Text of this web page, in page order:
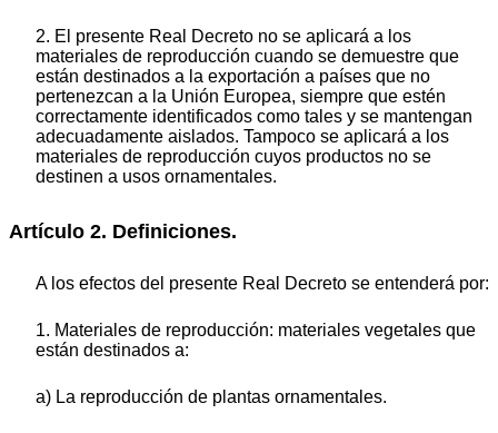
2. El presente Real Decreto no se aplicará a los
materiales de reproducción cuando se demuestre que
están destinados a la exportación a países que no
pertenezcan a la Unión Europea, siempre que estén
correctamente identificados como tales y se mantengan
adecuadamente aislados. Tampoco se aplicará a los
materiales de reproducción cuyos productos no se
destinen a usos ornamentales.
Artículo 2. Definiciones.
A los efectos del presente Real Decreto se entenderá por:
1. Materiales de reproducción: materiales vegetales que
están destinados a:
a) La reproducción de plantas ornamentales.